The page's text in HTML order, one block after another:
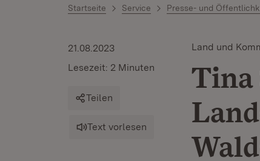
Startseite Service Presse- und
Land und
Tina
21.08.2023
Lesezeit: 2 Minuten
Teilen
Text vorlesen